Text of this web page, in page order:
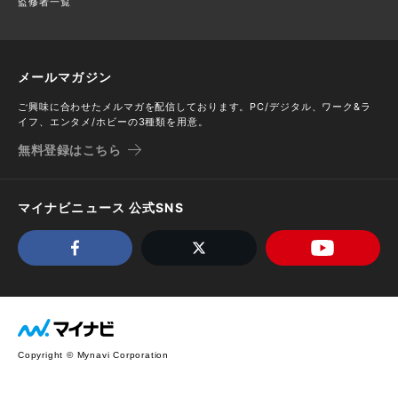
メールマガジン
ご興味に合わせたメルマガを配信しております。PC/デジタル、ワーク&ラ
イフ、エンタメ/ホビーの3種類を用意。
無料登録はこちら
マイナビニュース 公式SNS
Copyright © Mynavi Corporation